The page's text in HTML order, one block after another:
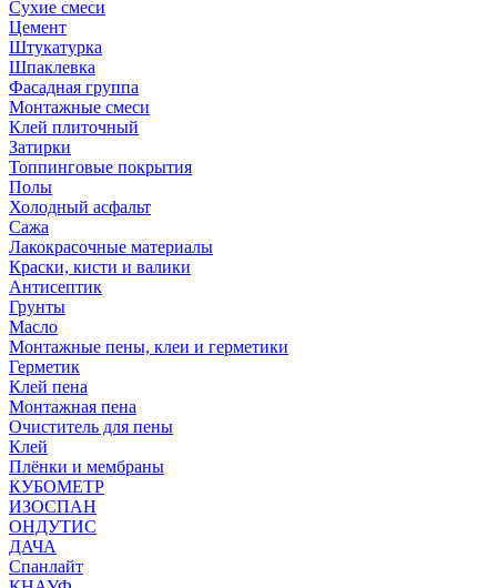
Сухие смеси
Цемент
Штукатурка
Шпаклевка
Фасадная группа
Монтажные смеси
Клей плиточный
Затирки
Топпинговые покрытия
Полы
Холодный асфальт
Сажа
Лакокрасочные материалы
Краски, кисти и валики
Антисептик
Грунты
Масло
Монтажные пены, клеи и герметики
Герметик
Клей пена
Монтажная пена
Очиститель для пены
Клей
Плёнки и мембраны
КУБОМЕТР
ИЗОСПАН
ОНДУТИС
ДАЧА
Спанлайт